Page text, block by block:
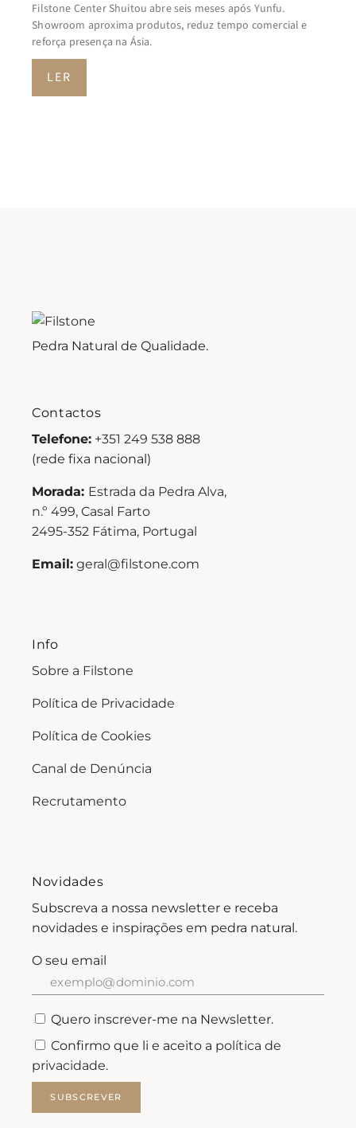
Filstone Center Shuitou abre seis meses após Yunfu.
Showroom aproxima produtos, reduz tempo comercial e
reforça presença na Ásia.
LER
Pedra Natural de Qualidade.
Contactos
Telefone: +351 249 538 888
(rede fixa nacional)
Morada: Estrada da Pedra Alva,
n.º 499, Casal Farto
2495-352 Fátima, Portugal
Email: geral@filstone.com
Info
Sobre a Filstone
Política de Privacidade
Política de Cookies
Canal de Denúncia
Recrutamento
Novidades
Subscreva a nossa newsletter e receba
novidades e inspirações em pedra natural.
O seu email
Quero inscrever-me na Newsletter.
Confirmo que li e aceito a política de
privacidade.
SUBSCREVER